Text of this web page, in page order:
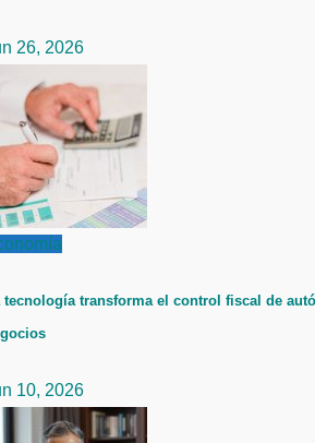
26, 2026
tecnología transforma el control fiscal de
10, 2026